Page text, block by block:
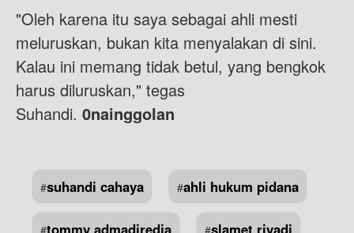
"Oleh karena itu saya sebagai ahli mesti
meluruskan, bukan kita menyalakan di sini.
Kalau ini memang tidak betul, yang bengkok
harus diluruskan," tegas
Suhandi. 0nainggolan
#suhandi cahaya #ahli hukum pidana
tommy admadiredja slamet riyadi